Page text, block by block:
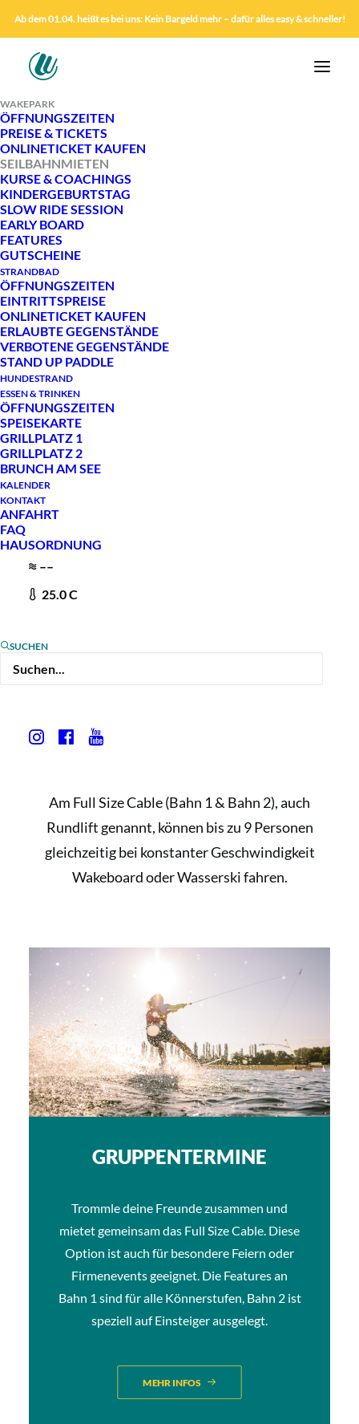
Ab dem 01.04. heißt es bei uns: Kein Bargeld mehr – dafür alles easy & schneller!
WAKEPARK
ÖFFNUNGSZEITEN
PREISE & TICKETS
ONLINETICKET KAUFEN
SEILBAHNMIETEN
KURSE & COACHINGS
KINDERGEBURTSTAG
SLOW RIDE SESSION
EARLY BOARD
FEATURES
GUTSCHEINE
STRANDBAD
ÖFFNUNGSZEITEN
EINTRITTSPREISE
ONLINETICKET KAUFEN
ERLAUBTE GEGENSTÄNDE
VERBOTENE GEGENSTÄNDE
STAND UP PADDLE
HUNDESTRAND
ESSEN & TRINKEN
ÖFFNUNGSZEITEN
SPEISEKARTE
GRILLPLATZ 1
GRILLPLATZ 2
BRUNCH AM SEE
KALENDER
KONTAKT
ANFAHRT
FAQ
HAUSORDNUNG
––
25.0C
SUCHEN
EXKLUSIVE
SEILBAHNMIETE
Du willst mit all deinen Freunden Wakeboarden
gehen oder planst eine unvergessliche Feier?
Dann miete exklusiv eine Seilbahn am
WakeClubCologne. Wasserski und Wakeboarden
Beispiel auch für Schulklassen oder als
FULL SIZE CABLE
Am Full Size Cable (Bahn 1 & Bahn 2), auch
Rundlift genannt, können bis zu 9 Personen
gleichzeitig bei konstanter Geschwindigkeit
Wakeboard oder Wasserski fahren.
GRUPPENTERMINE
Trommle deine Freunde zusammen und
mietet gemeinsam das Full Size Cable. Diese
Option ist auch für besondere Feiern oder
Firmenevents geeignet. Die Features an
Bahn 1 sind für alle Könnerstufen, Bahn 2 ist
speziell auf Einsteiger ausgelegt.
MEHR INFOS